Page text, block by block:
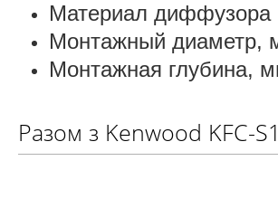
Материал диффузора
Монтажный диаметр,
Монтажная глубина,
Разом з Kenwood KFC-